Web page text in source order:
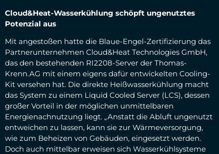
Cloud&Heat-Wasserkühlung schöpft ungenutztes
Potenzial aus
Mit angestoßen hatte die Blaue-Engel-Zertifizierung das
Partnerunternehmen Cloud&Heat Technologies GmbH,
das den bestehenden RI2208-Server der Thomas-
Krenn.AG mit einem eigens dafür entwickelten Cooling-
Kit versehen hat. Die direkte Heißwasserkühlung macht
das System zu einem Liquid Cooled Server (LCS), dessen
großer Vorteil in der möglichen unmittelbaren
Energienachnutzung liegt. „Anstatt die Abluft ungenutzt
entweichen zu lassen, kann sie zur Wärmeversorgung,
wie zum Beheizen von Gebäuden, eingesetzt werden.
Doch auch mittelbar erweisen sich Wasserkühlsysteme